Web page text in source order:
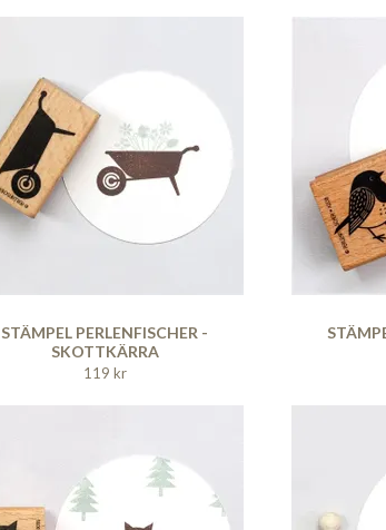
STÄMPEL PERLENFISCHER -
SKOTTKÄRRA
119 kr